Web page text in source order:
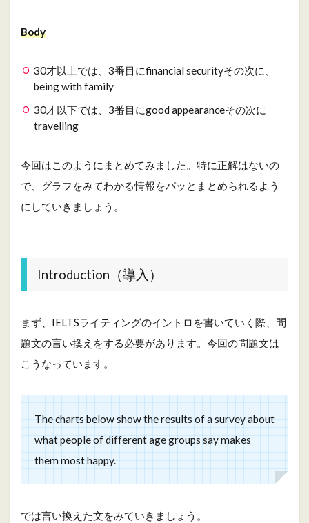
Body
30才以上では、3番目にfinancial securityその次に、
being with family
30才以下では、3番目にgood appearanceその次に
travelling
今回はこのようにまとめてみました。特に正解はないの
で、グラフをみてわかる情報をパッとまとめられるよう
にしていきましょう。
Introduction（導入）
まず、IELTSライティングのイントロを書いていく際、問
題文の言い換えをする必要があります。今回の問題文は
こうなっています。
The charts below show the results of a survey about
what people of different age groups say makes
them most happy.
では言い換えた文をみていきましょう。